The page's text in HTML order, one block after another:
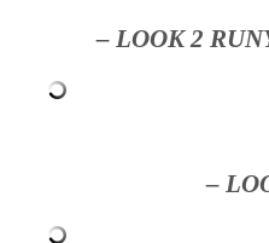
– LOOK 2
–